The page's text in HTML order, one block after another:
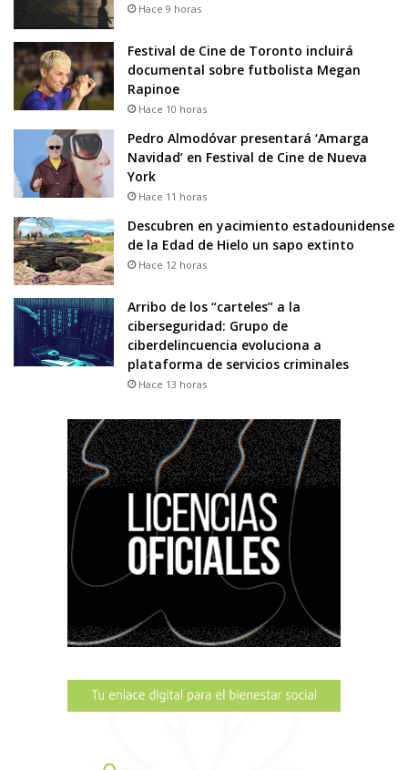
Hace 9 horas
Festival de Cine de Toronto incluirá
documental sobre futbolista Megan
Rapinoe
Hace 10 horas
Pedro Almodóvar presentará ‘Amarga
Navidad’ en Festival de Cine de Nueva
York
Hace 11 horas
Descubren en yacimiento estadounidense
de la Edad de Hielo un sapo extinto
Hace 12 horas
Arribo de los “carteles” a la
ciberseguridad: Grupo de
ciberdelincuencia evoluciona a
plataforma de servicios criminales
Hace 13 horas